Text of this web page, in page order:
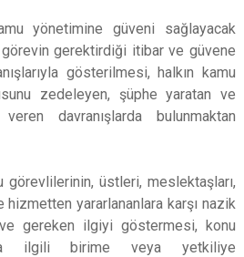
yönetimine güveni sağlayacak
görevin gerektirdiği itibar ve güvene
gösterilmesi, halkın kamu
zedeleyen, şüphe yaratan ve
davranışlarda bulunmaktan
görevlilerinin, üstleri, meslektaşları,
yararlananlara karşı nazik
ve gereken ilgiyi göstermesi, konu
ilgili birime veya yetkiliye